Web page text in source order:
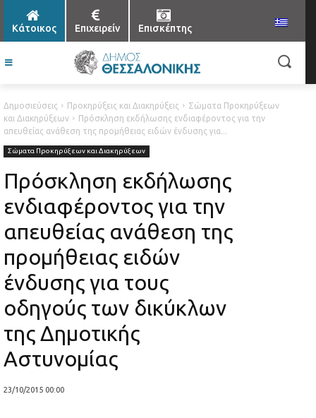
Κάτοικος Επιχειρείν Επισκέπτης
Δημοσιεύσεις Προκηρύξεις και Διακηρύξεις
Σώματα Προκηρύξεων
και Διακηρύξεων
Πρόσκληση εκδήλωσης ενδιαφέροντος για την
απευθείας ανάθεση της προμήθειας ειδών ένδυσης για...
Σώματα Προκηρύξεων και Διακηρύξεων
Πρόσκληση εκδήλωσης
ενδιαφέροντος για την
απευθείας ανάθεση της
προμήθειας ειδών
ένδυσης για τους
οδηγούς των δικύκλων
της Δημοτικής
Αστυνομίας
23/10/2015 00:00